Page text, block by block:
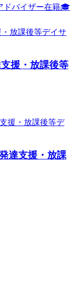
ドバイザー在籍🎓
援・放課後等
達支援・放課